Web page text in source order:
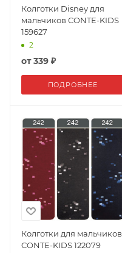
Колготки Disney для
мальчиков CONTE-KIDS
159627
2
от339 ₽
ПОДРОБНЕЕ
Колготки для мальчиков
CONTE-KIDS 122079